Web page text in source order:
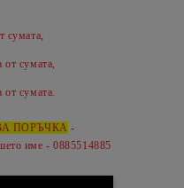
сумата,
от сумата,
от сумата.
ПОРЪЧКА -
име - 0885514885